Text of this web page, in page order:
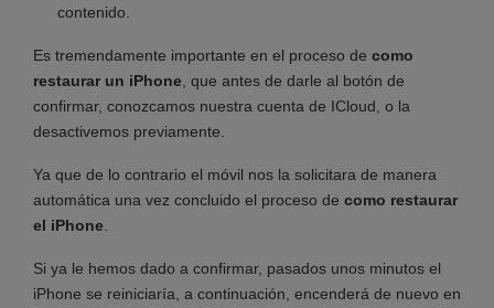
contenido.
Es tremendamente importante en el proceso de como
restaurar un iPhone , que antes de darle al botón de
confirmar, conozcamos nuestra cuenta de ICloud, o la
desactivemos previamente.
Ya que de lo contrario el móvil nos la solicitara de manera
automática una vez concluido el proceso de como restaurar
el iPhone
Si ya le hemos dado a confirmar, pasados unos minutos el
iPhone se reiniciaría, a continuación, encenderá de nuevo en